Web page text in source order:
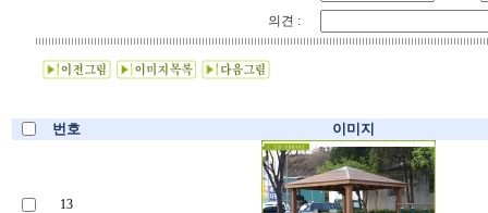
의견 :
번호 이미지
13